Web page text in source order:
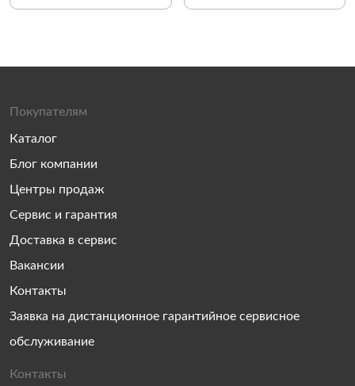
Покупателям
Каталог
Блог компании
Центры продаж
Сервис и гарантия
Доставка в сервис
Вакансии
Контакты
Заявка на дистанционное гарантийное сервисное
обслуживание
Контакты